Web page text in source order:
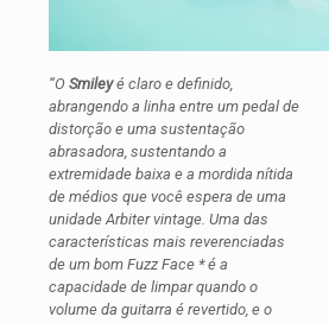
“O Smileyé claro e definido,
abrangendo a linha entre um pedal de
distorção e uma sustentação
abrasadora, sustentando a
extremidade baixa e a mordida nítida
de médios que você espera de uma
unidade Arbiter vintage. Uma das
características mais reverenciadas
de um bom Fuzz Face * é a
capacidade de limpar quando o
volume da guitarra é revertido, e o